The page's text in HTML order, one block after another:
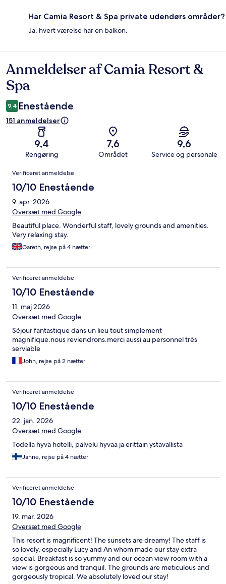
Har Camia Resort & Spa private udendørs områder?
Ja, hvert værelse har en balkon.
Anmeldelser
Anmeldelser af Camia Resort &
Spa
9,4 Enestående
151 anmeldelser
9,4
Rengøring
7,6
Området
9,6
Service og personale
Anmeldelser
Verificeret anmeldelse
10/10 Enestående
9. apr. 2026
Oversæt med Google
Beautiful place. Wonderful staff, lovely grounds and amenities.
Very relaxing stay.
Gareth, rejse på 4 nætter
Verificeret anmeldelse
10/10 Enestående
11. maj 2026
Oversæt med Google
Séjour fantastique dans un lieu tout simplement
magnifique.nous reviendrons.merci aussi au personnel très
serviable
John, rejse på 2 nætter
Verificeret anmeldelse
10/10 Enestående
22. jan. 2026
Oversæt med Google
Todella hyvä hotelli, palvelu hyvää ja erittäin ystävällistä
Janne, rejse på 4 nætter
Verificeret anmeldelse
10/10 Enestående
19. mar. 2026
Oversæt med Google
This resort is magnificent! The sunsets are dreamy! The staff is
so lovely, especially Lucy and An whom made our stay extra
special. Breakfast is so yummy and our ocean view room with a
view is gorgeous and tranquil. The grounds are meticulous and
gorgeously tropical. We absolutely loved our stay!